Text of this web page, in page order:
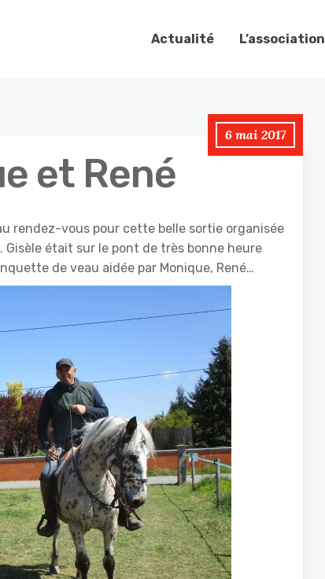
Actualité L’association
6 mai 2017
et René
rendez-vous pour cette belle sortie organisée
Gisèle était sur le pont de très bonne heure
de veau aidée par Monique, René…